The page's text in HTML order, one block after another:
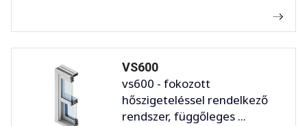
VS600
vs600 - fokozott
hőszigeteléssel rendelkező
rendszer, függőleges ...